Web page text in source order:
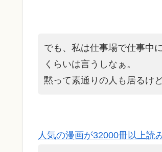
でも、私は仕事場で仕事中
くらいは言うしなぁ。
黙って素通りの人も居るけ
人気の漫画が32000冊以上読